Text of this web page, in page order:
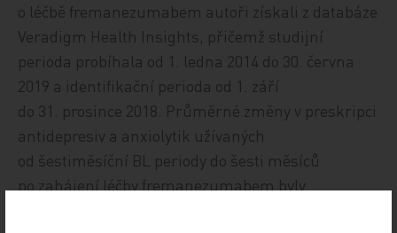
o léčbě fremanezumabem autoři získali z databáze
Veradigm Health Insights, přičemž studijní
perioda probíhala od 1. ledna 2014 do 30. června
2019 a identifikační perioda od 1. září
do 31. prosince 2018. Průměrné změny v preskripci
antidepresiv a anxiolytik užívaných
od šestiměsíční BL periody do šesti měsíců
po zahájení léčby fremanezumabem byly